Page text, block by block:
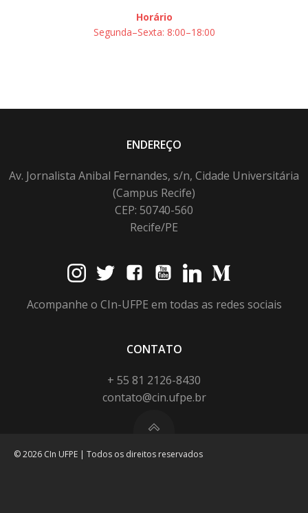
Horário
Segunda–Sexta: 8:00–18:00
ENDEREÇO
Av. Jornalista Anibal Fernandes, s/n, Cidade Universitária
(Campus Recife)
CEP: 50740-560
Recife/PE
Acompanhe o CIn-UFPE em todas as redes sociais
CONTATO
+ 55 81 2126-8430
contato@cin.ufpe.br
© 2026 CIn UFPE | Todos os direitos reservados